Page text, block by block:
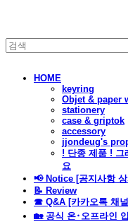
HOME
keyring
Objet & paper
stationery
case & griptok
accessory
jjondeug's
! 단종 제품 ! 그
요
📢 Notice [공지사항
📝 Review
☎ Q&A [카카오톡 채
🏡 공식 온･오프라인